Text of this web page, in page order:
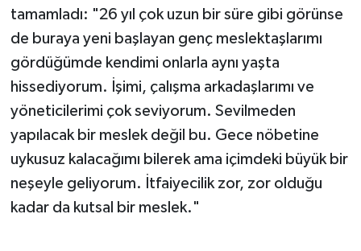
tamamladı: "26 yıl çok uzun bir süre gibi görünse
de buraya yeni başlayan genç meslektaşlarımı
gördüğümde kendimi onlarla aynı yaşta
hissediyorum. İşimi, çalışma arkadaşlarımı ve
yöneticilerimi çok seviyorum. Sevilmeden
yapılacak bir meslek değil bu. Gece nöbetine
uykusuz kalacağımı bilerek ama içimdeki büyük bir
neşeyle geliyorum. İtfaiyecilik zor, zor olduğu
kadar da kutsal bir meslek."